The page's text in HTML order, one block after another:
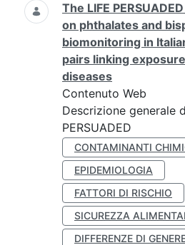
The LIFE
on phthalates and
biomonitoring in
pairs linking
diseases
Contenuto Web
Descrizione generale
PERSUADED
CONTAMINANTI
EPIDEMIOLOGIA
FATTORI DI RISCHIO
SICUREZZA
DIFFERENZE DI